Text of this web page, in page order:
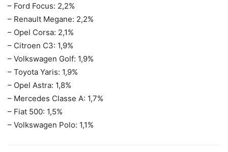
– Ford Focus: 2,2%
– Renault Megane: 2,2%
– Opel Corsa: 2,1%
– Citroen C3: 1,9%
– Volkswagen Golf: 1,9%
– Toyota Yaris: 1,9%
– Opel Astra: 1,8%
– Mercedes Classe A: 1,7%
– Fiat 500: 1,5%
– Volkswagen Polo: 1,1%